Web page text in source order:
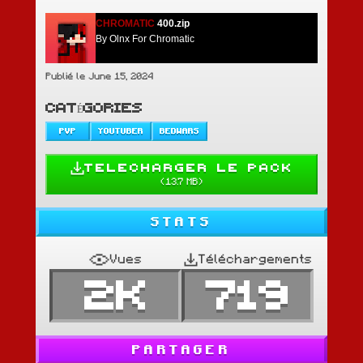
CHROMATIC 400.zip
By Olnx For Chromatic
Publié le June 15, 2024
CATÉGORIES
PVP YOUTUBER BEDWARS
TELECHARGER LE PACK
(13.7 MB)
STATS
Vues
2K
Téléchargements
719
PARTAGER